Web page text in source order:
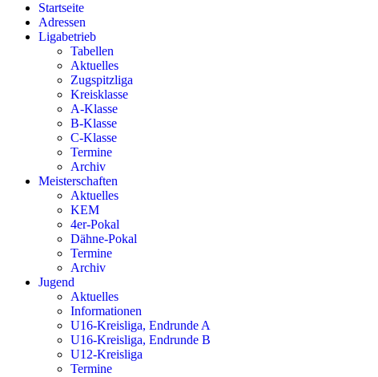
Startseite
Adressen
Ligabetrieb
Tabellen
Aktuelles
Zugspitzliga
Kreisklasse
A-Klasse
B-Klasse
C-Klasse
Termine
Archiv
Meisterschaften
Aktuelles
KEM
4er-Pokal
Dähne-Pokal
Termine
Archiv
Jugend
Aktuelles
Informationen
U16-Kreisliga, Endrunde A
U16-Kreisliga, Endrunde B
U12-Kreisliga
Termine